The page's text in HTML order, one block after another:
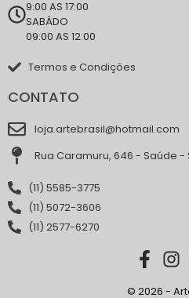
9:00 AS 17:00
SABÁDO
09:00 AS 12:00
Termos e Condições
CONTATO
loja.artebrasil@hotmail.com
Rua Caramuru, 646 - Saúde -
(11) 5585-3775
(11) 5072-3606
(11) 2577-6270
© 2026 -